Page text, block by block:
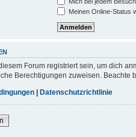
Meinen Online-Status
Forum registriert sein, um dich
Berechtigungen zuweisen.
Datenschutzrichtlinie